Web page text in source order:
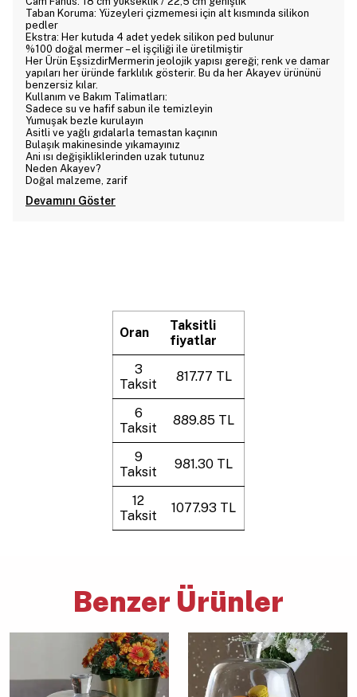
Taban Koruma: Yüzeyleri çizmemesi için alt kısmında silikon
pedler
Ekstra: Her kutuda 4 adet yedek silikon ped bulunur
%100 doğal mermer – el işçiliği ile üretilmiştir
Her Ürün EşsizdirMermerin jeolojik yapısı gereği; renk ve damar
yapıları her üründe farklılık gösterir. Bu da her Akayev ürününü
benzersiz kılar.
Kullanım ve Bakım Talimatları:
Sadece su ve hafif sabun ile temizleyin
Yumuşak bezle kurulayın
Asitli ve yağlı gıdalarla temastan kaçının
Bulaşık makinesinde yıkamayınız
Ani ısı değişikliklerinden uzak tutunuz
Neden Akayev?
Doğal malzeme, zarif
Devamını Göster
Oran
Taksitli
fiyatlar
3
Taksit
817.77 TL
6
Taksit
889.85 TL
9
Taksit
981.30 TL
12
Taksit
1077.93 TL
Benzer Ürünler